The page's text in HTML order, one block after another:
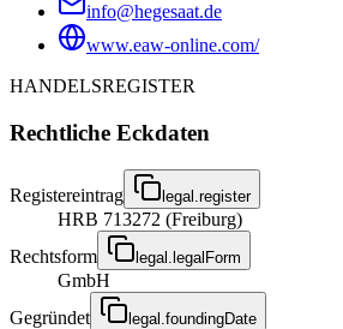
info@hegesaat.de
www.eaw-online.com/
HANDELSREGISTER
Rechtliche Eckdaten
Registereintrag legal.register
HRB 713272 (Freiburg)
Rechtsform
legal.legalForm
GmbH
Gegründet
legal.foundingDate